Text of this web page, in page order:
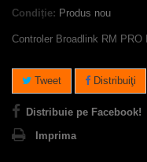
Condiție: Produs nou
Controler Broadlink RM
Tweet Distribuiţi
Distribuie pe Facebook!
Imprima